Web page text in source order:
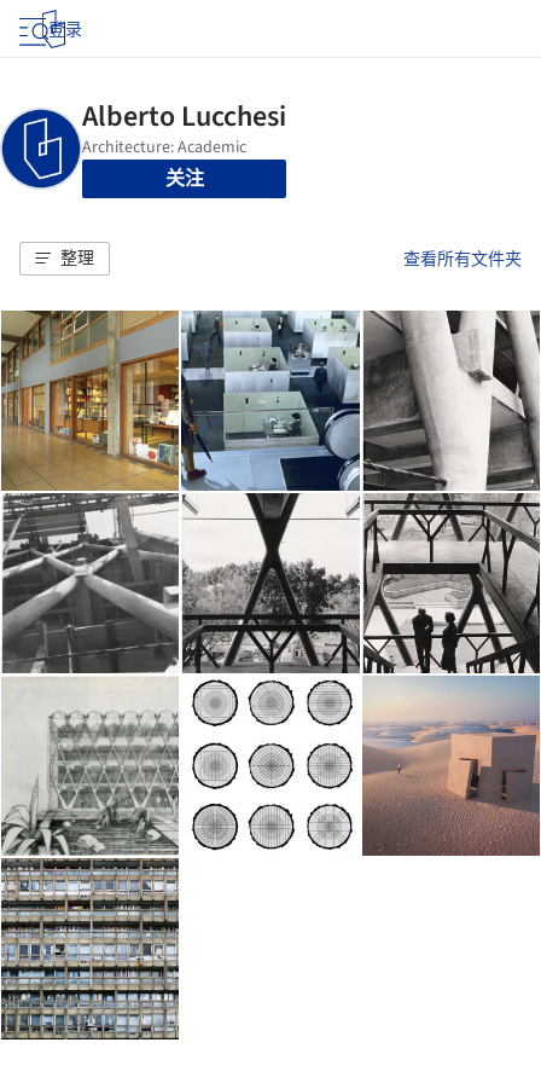
登录
关注
整理 查看所有文件夹